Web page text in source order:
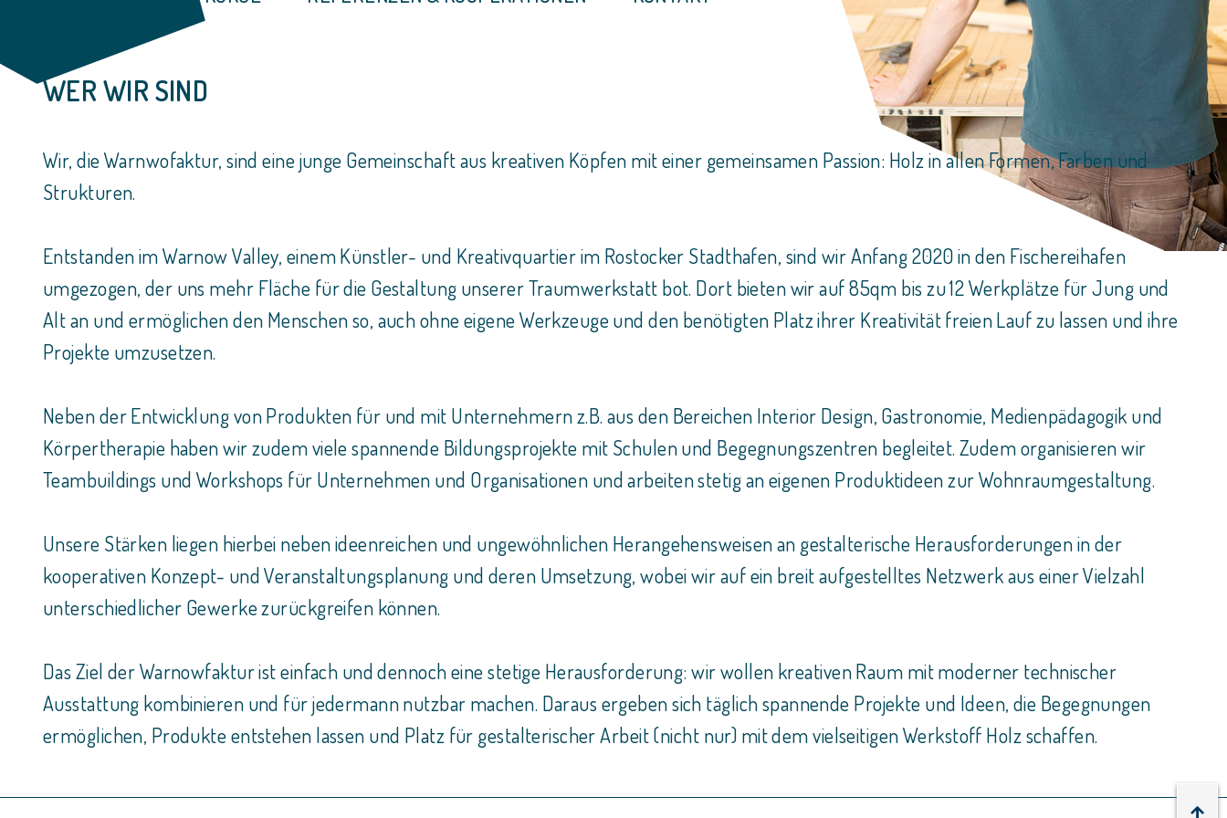
WER WIR SIND
Wir, die Warnwofaktur, sind eine junge Gemeinschaft aus kreativen Köpfen mit einer gemeinsamen Passion: Holz in allen Formen, Farben und
Strukturen.
Entstanden im Warnow Valley, einem Künstler- und Kreativquartier im Rostocker Stadthafen, sind wir Anfang 2020 in den Fischereihafen
umgezogen, der uns mehr Fläche für die Gestaltung unserer Traumwerkstatt bot. Dort bieten wir auf 85qm bis zu 12 Werkplätze für Jung und
Alt an und ermöglichen den Menschen so, auch ohne eigene Werkzeuge und den benötigten Platz ihrer Kreativität freien Lauf zu lassen und ihre
Projekte umzusetzen.
Neben der Entwicklung von Produkten für und mit Unternehmern z.B. aus den Bereichen Interior Design, Gastronomie, Medienpädagogik und
Körpertherapie haben wir zudem viele spannende Bildungsprojekte mit Schulen und Begegnungszentren begleitet. Zudem organisieren wir
Teambuildings und Workshops für Unternehmen und Organisationen und arbeiten stetig an eigenen Produktideen zur Wohnraumgestaltung.
Unsere Stärken liegen hierbei neben ideenreichen und ungewöhnlichen Herangehensweisen an gestalterische Herausforderungen in der
kooperativen Konzept- und Veranstaltungsplanung und deren Umsetzung, wobei wir auf ein breit aufgestelltes Netzwerk aus einer Vielzahl
unterschiedlicher Gewerke zurückgreifen können.
Das Ziel der Warnowfaktur ist einfach und dennoch eine stetige Herausforderung: wir wollen kreativen Raum mit moderner technischer
Ausstattung kombinieren und für jedermann nutzbar machen. Daraus ergeben sich täglich spannende Projekte und Ideen, die Begegnungen
ermöglichen, Produkte entstehen lassen und Platz für gestalterischer Arbeit (nicht nur) mit dem vielseitigen Werkstoff Holz schaffen.
↑